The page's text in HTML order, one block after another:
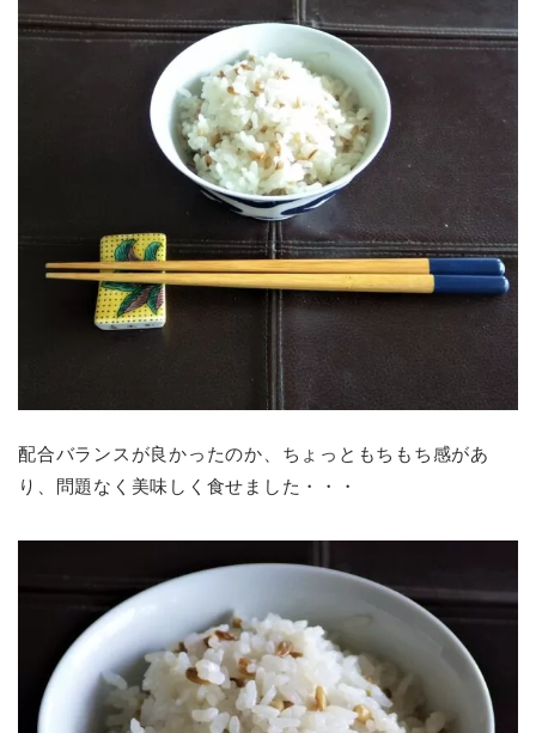
配合バランスが良かったのか、ちょっともちもち感があ
り、問題なく美味しく食せました・・・